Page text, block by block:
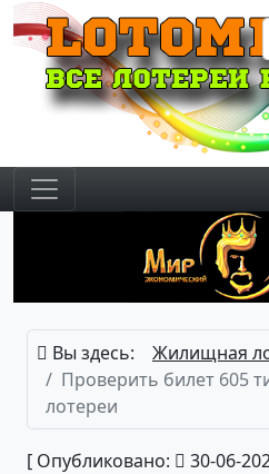
Вы здесь:
Жилищная
Проверить билет 605
лотереи
[ Опубликовано: 30-06-